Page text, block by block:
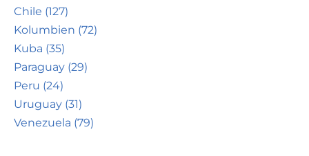
Chile (127)
Kolumbien (72)
Kuba (35)
Paraguay (29)
Peru (24)
Uruguay (31)
Venezuela (79)